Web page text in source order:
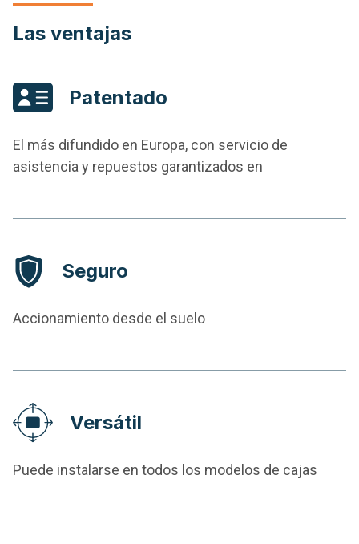
Las ventajas
Patentado
El más difundido en Europa, con servicio de
asistencia y repuestos garantizados en
Seguro
Accionamiento desde el suelo
Versátil
Puede instalarse en todos los modelos de cajas